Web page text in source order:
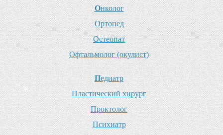
Онколог
Ортопед
Остеопат
Офтальмолог (окулист)
Педиатр
Пластический хирург
Проктолог
Психиатр